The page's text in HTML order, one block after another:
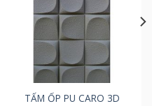
TẤM ỐP PU CARO 3D